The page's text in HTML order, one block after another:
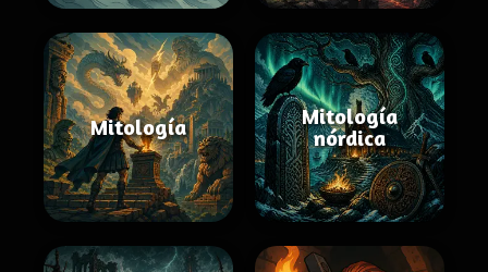
Mitología
Mitología
nórdica